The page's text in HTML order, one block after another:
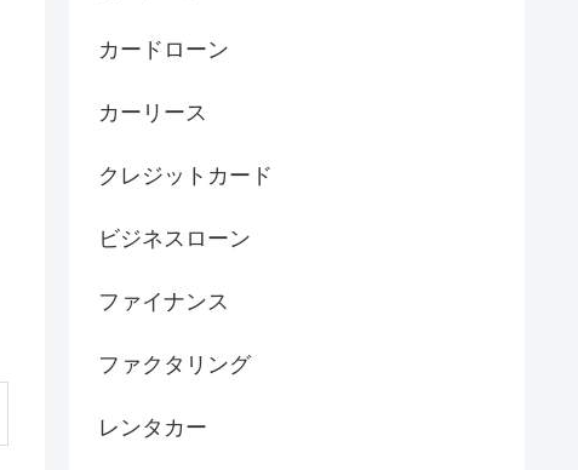
カードローン
カーリース
クレジットカード
ビジネスローン
ファイナンス
ファクタリング
レンタカー